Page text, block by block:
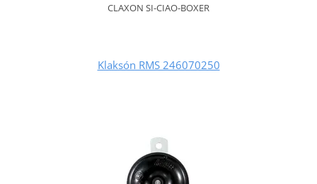
CLAXON SI-CIAO-BOXER
Klaksón RMS 246070250